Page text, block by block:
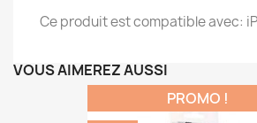
Ce produit est compatible avec:
VOUS AIMEREZ AUSSI
PROMO !